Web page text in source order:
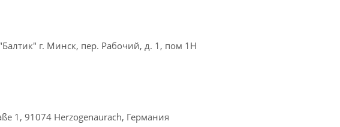
г. Минск, пер. Рабочий, д. 1, пом 1Н
1, 91074 Herzogenaurach, Германия